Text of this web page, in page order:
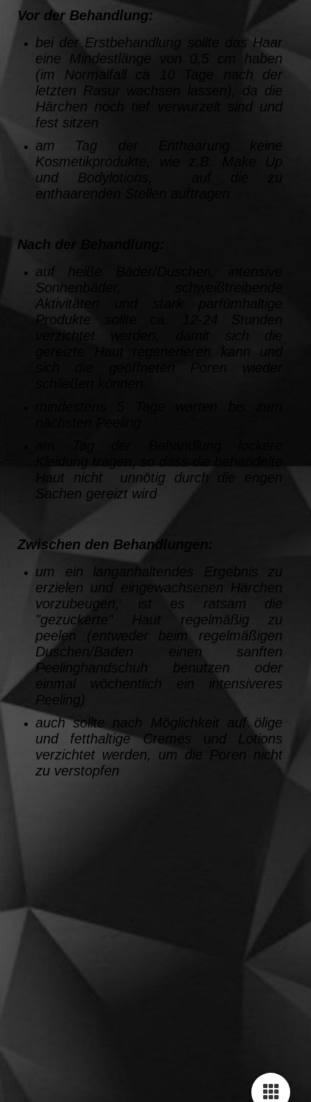
Vor der Behandlung:
bei der Erstbehandlung sollte das Haar
eine Mindestlänge von 0,5 cm haben
(im Normalfall ca 10 Tage nach der
letzten Rasur wachsen lassen), da die
Härchen noch tief verwurzelt sind und
fest sitzen
am Tag der Enthaarung keine
Kosmetikprodukte, wie z.B. Make Up
und Bodylotions, auf die zu
enthaarenden Stellen auftragen
Nach der Behandlung:
auf heiße Bäder/Duschen, intensive
Sonnenbäder, schweißtreibende
Aktivitäten und stark parfümhaltige
Produkte sollte ca. 12-24 Stunden
verzichtet werden, damit sich die
sich die geöffneten Poren wieder
Haut nicht unnötig durch die engen
Sachen gereizt wird
Zwischen den Behandlungen:
um ein langanhaltendes Ergebnis zu
erzielen und eingewachsenen Härchen
vorzubeugen, ist es ratsam die
"gezuckerte" Haut regelmäßig zu
peelen (entweder beim regelmäßigen
Duschen/Baden einen sanften
Peelinghandschuh benutzen oder
einmal wöchentlich ein intensiveres
Peeling)
auch sollte nach Möglichkeit auf ölige
und fetthaltige Cremes und Lotions
verzichtet werden, um die Poren nicht
zu verstopfen